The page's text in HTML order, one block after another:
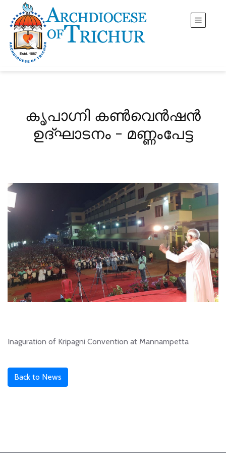
കൃപാഗ്നി കൺവെൻഷൻ
ഉദ്ഘാടനം - മണ്ണംപേട്ട
Inaguration of Kripagni Convention at Mannampetta
Back to News